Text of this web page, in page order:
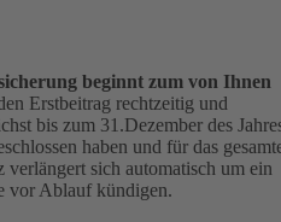
beginnt zum von Ihnen
Erstbeitrag rechtzeitig und
bis zum 31.Dezember des
haben und für das
verlängert sich automatisch um ein
vor Ablauf kündigen.